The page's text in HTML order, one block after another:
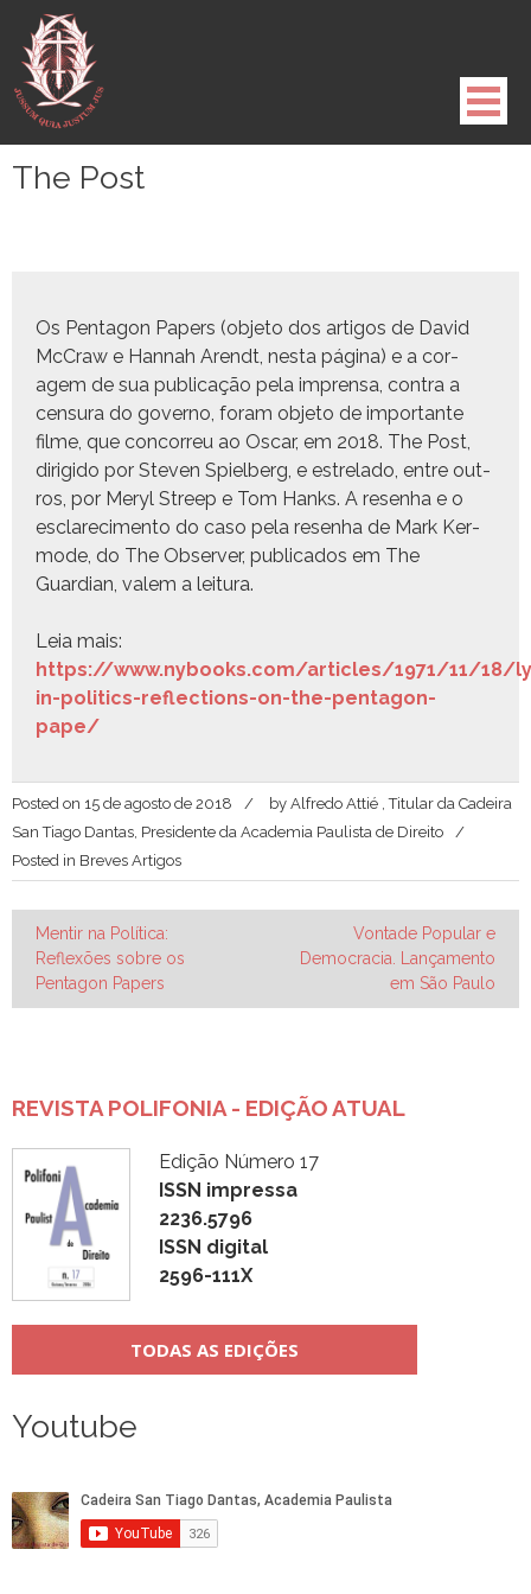
para
conteúdo
The Post
Os Pen­ta­gon Papers (obje­to dos arti­gos de David
McCraw e Han­nah Arendt, nes­ta pági­na) e a cor­
agem de sua pub­li­cação pela impren­sa, con­tra a
cen­sura do gov­er­no, foram obje­to de impor­tante
filme, que con­cor­reu ao Oscar, em 2018. The Post,
dirigi­do por Steven Spiel­berg, e estre­la­do, entre out­
ros, por Meryl Streep e Tom Han­ks. A resen­ha e o
esclarec­i­men­to do caso pela resen­ha de Mark Ker­
mode, do The Observ­er, pub­li­ca­dos em The
Guardian, valem a leitura.
Leia mais:
https://www.nybooks.com/articles/1971/11/18/
in-politics-reflections-on-the-pentagon-
pape/
Posted on 15 de agosto de 2018 by Alfredo Attié , Titular da Cadeira
San Tiago Dantas, Presidente da Academia Paulista de Direito
Posted in Breves Artigos
Navegação
de
Post
Mentir na Política:
Reflexões sobre os
Pentagon Papers
Vontade Popular e
Democracia. Lançamento
em São Paulo
REVISTA POLIFONIA - EDIÇÃO ATUAL
Edição Número 17
ISSN impressa
2236.5796
ISSN digital
2596-111X
TODAS AS EDIÇÕES
Youtube